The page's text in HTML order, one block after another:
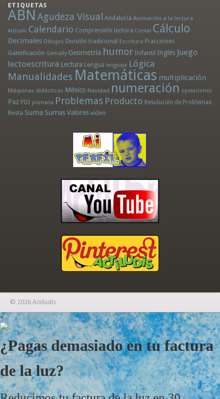
ETIQUETAS
ABN Agudeza Visual Andalucía Animación a la lectura
Artículo Calendario Comprensión lectora Contar Cálculo
Decimales Dibujos División tradicional Escritura Fracciones
Gamificación Genially Geometría humor Infantil Inglés Juego
lectoescritura Lectura Lengua lenguaje Lógica
Manualidades Matemáticas multiplicación
Máquinas didácticas México Navidad numeración operaciones
Paz PDI primaria Problemas Producto Resolución de Problemas
Resta Suma Sumas Valores vídeo
© 2026 Actiludis
×
¿Pagas demasiado en tu factura
de la luz?